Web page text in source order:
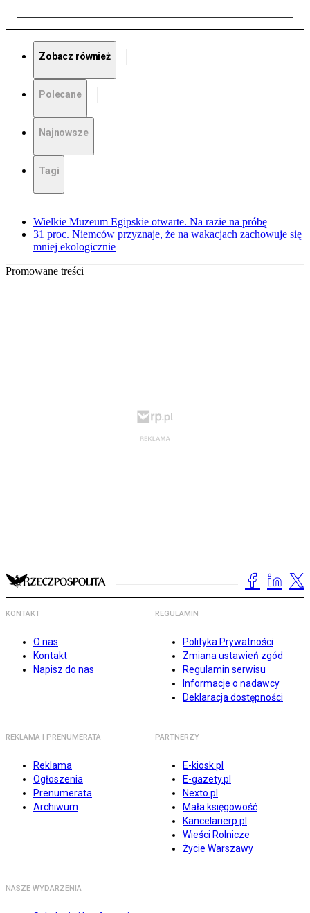
Zobacz również
Polecane
Najnowsze
Tagi
Wielkie Muzeum Egipskie otwarte. Na razie na próbę
31 proc. Niemców przyznaje, że na wakacjach zachowuje się
mniej ekologicznie
Promowane treści
KONTAKT
O nas
Kontakt
Napisz do nas
REGULAMIN
Polityka Prywatności
Zmiana ustawień zgód
Regulamin serwisu
Informacje o nadawcy
Deklaracja dostępności
REKLAMA I PRENUMERATA
Reklama
Ogłoszenia
Prenumerata
Archiwum
PARTNERZY
E-kiosk.pl
E-gazety.pl
Nexto.pl
Mała księgowość
Kancelarierp.pl
Wieści Rolnicze
Życie Warszawy
NASZE WYDARZENIA